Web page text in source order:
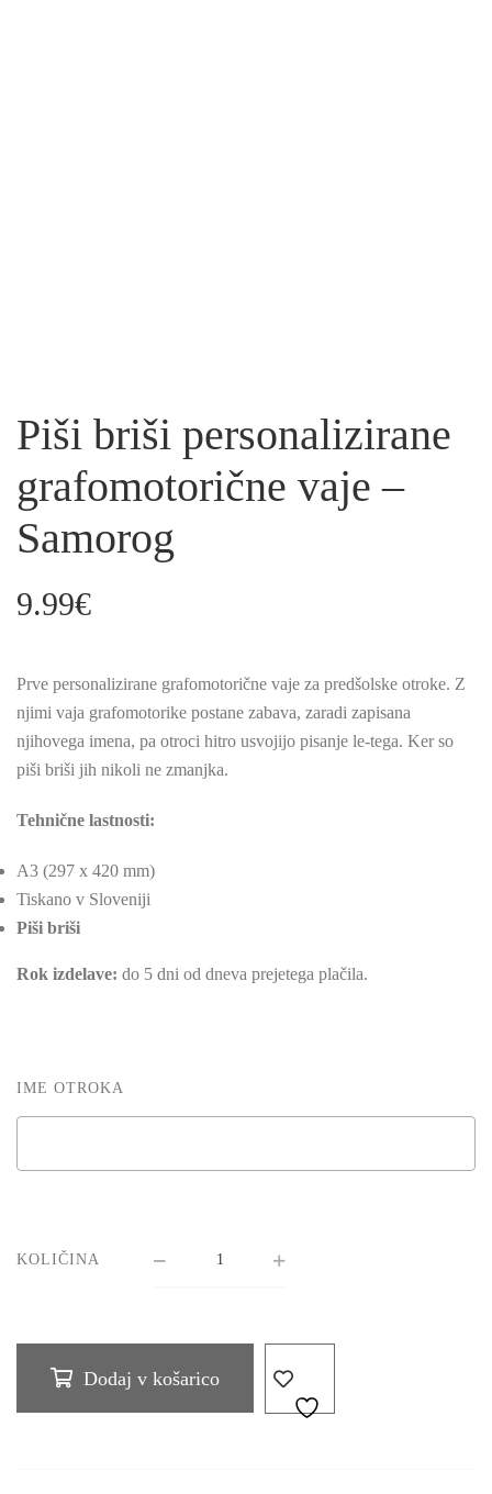
Piši briši personalizirane
grafomotorične vaje –
Samorog
9.99€
Prve personalizirane grafomotorične vaje za predšolske otroke. Z
njimi vaja grafomotorike postane zabava, zaradi zapisana
njihovega imena, pa otroci hitro usvojijo pisanje le-tega. Ker so
piši briši jih nikoli ne zmanjka.
Tehnične lastnosti:
A3 (297 x 420 mm)
Tiskano v Sloveniji
Piši briši
Rok izdelave: do 5 dni od dneva prejetega plačila.
IME OTROKA
KOLIČINA
Dodaj v košarico